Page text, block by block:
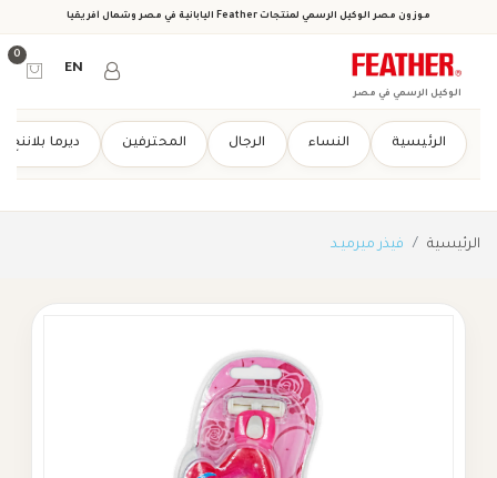
موزون مصر الوكيل الرسمي لمنتجات Feather اليابانية في مصر وشمال أفريقيا
الوكيل الرسمي في مصر
EN
0
الرئيسية النساء الرجال المحترفين ديرما بلاننج
الرئيسية فيذر ميرميـد